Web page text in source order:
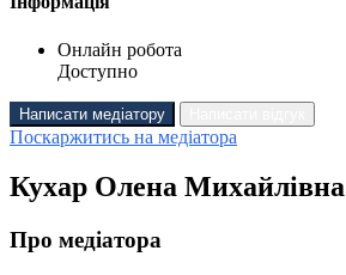
Онлайн робота
Доступно
Написати медіатору
Поскаржитись на медіатора
Кухар Олена Михайлівна
Про медіатора